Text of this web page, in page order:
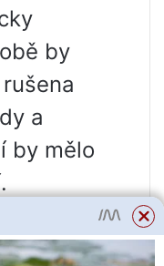
by
a
by mělo
klidu a